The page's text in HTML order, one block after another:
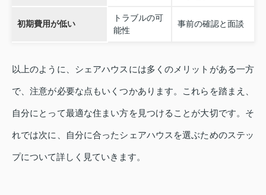
初期費用が低い
トラブルの可
能性
事前の確認と面談
以上のように、シェアハウスには多くのメリットがある一方
で、注意が必要な点もいくつかあります。これらを踏まえ、
自分にとって最適な住まい方を見つけることが大切です。そ
れでは次に、自分に合ったシェアハウスを選ぶためのステッ
プについて詳しく見ていきます。